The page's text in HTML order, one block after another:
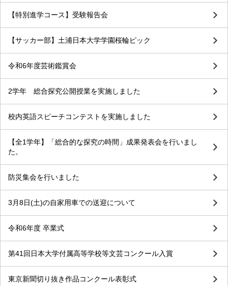
【特別進学コース】受験報告会
【サッカー部】土浦日本大学学園桜輪ピック
令和6年度芸術鑑賞会
2学年 総合探究公開授業を実施しました
校内英語スピーチコンテストを実施しました
【全1学年】「総合的な探究の時間」成果発表会を行いまし
た。
防災集会を行いました
3月8日(土)の自家用車での送迎について
令和6年度 卒業式
第41回日本大学付属高等学校等文芸コンクール入賞
東京新聞切り抜き作品コンクール表彰式